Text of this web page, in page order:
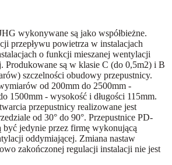
wykonywane są jako współbieżne.
przepływu powietrza w instalacjach
o funkcji mieszanej wentylacji
Produkowane są w klasie C (do 0,5m2) i B
szczelności obudowy przepustnicy.
od 200mm do 2500mm -
1500mm - wysokość i długości 115mm.
przepustnicy realizowane jest
od 30° do 90°. Przepustnice PD-
być jedynie przez firmę wykonującą
oddymiającej. Zmiana nastaw
zakończonej regulacji instalacji nie jest